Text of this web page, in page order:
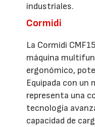
industriales.
Cormidi
La Cormidi
máquina
ergonómico,
Equipada con un
representa una
tecnología
capacidad de